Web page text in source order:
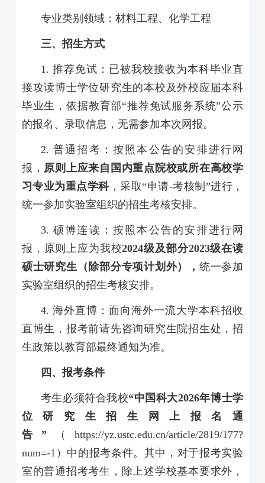
专业类别领域：材料工程、化学工程
三、招生方式
1. 推荐免试：已被我校接收为本科毕业直
接攻读博士学位研究生的本校及外校应届本科
毕业生，依据教育部“推荐免试服务系统”公示
的报名、录取信息，无需参加本次网报。
2.普通招考：按照本公告的安排进行网
报， 原则上应来自国内重点院校或所在高校学
习专业为重点学科，采取“申请-考核制”进行，
统一参加实验室组织的招生考核安排。
3.硕博连读：按照本公告的安排进行网
报，原则上应为我校2024级及部分2023级在读
硕士研究生（除部分专项计划外）， 统一参加
实验室组织的招生考核安排。
4. 海外直博：面向海外一流大学本科招收
直博生，报考前请先咨询研究生院招生处，招
生政策以教育部最终通知为准。
四、报考条件
考生必须符合我校“中国科大2026年博士学
位研究生招生网上报名通
告”（https://yz.ustc.edu.cn/article/2819/177?
num=-1 ）中的报考条件。其中，对于报考实验
室的普通招考考生，除上述学校基本要求外，